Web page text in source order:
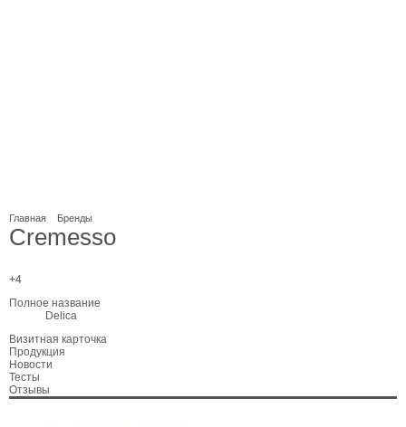
Главная Бренды
Cremesso
+4
Полное название
Delica
Визитная карточка
Продукция
Новости
Тесты
Отзывы